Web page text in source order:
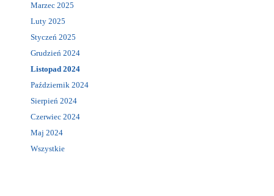
Marzec 2025
Luty 2025
Styczeń 2025
Grudzień 2024
Listopad 2024
Październik 2024
Sierpień 2024
Czerwiec 2024
Maj 2024
Wszystkie